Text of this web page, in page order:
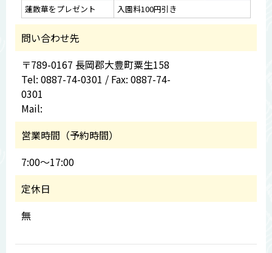
蓮散華をプレゼント
入園料100円引き
問い合わせ先
〒789-0167 長岡郡大豊町粟生158
Tel: 0887-74-0301 / Fax: 0887-74-
0301
Mail:
営業時間（予約時間）
7:00～17:00
定休日
無